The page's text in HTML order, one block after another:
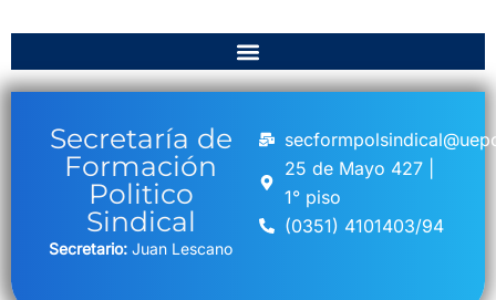
Secretaría de
Formación
Politico
Sindical
Secretario: Juan Lescano
25 de Mayo 427 |
1° piso
(0351) 4101403/94